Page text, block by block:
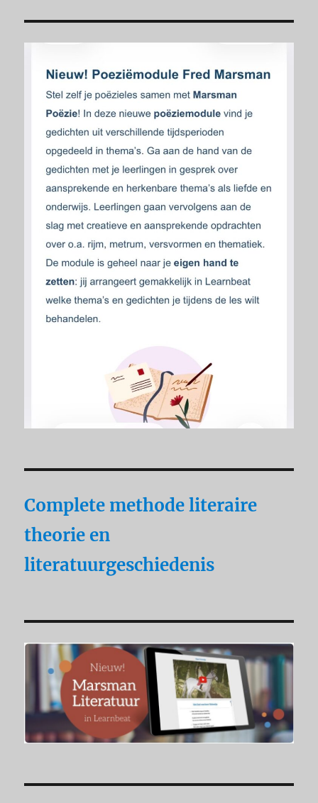
Complete methode literaire
theorie en
literatuurgeschiedenis